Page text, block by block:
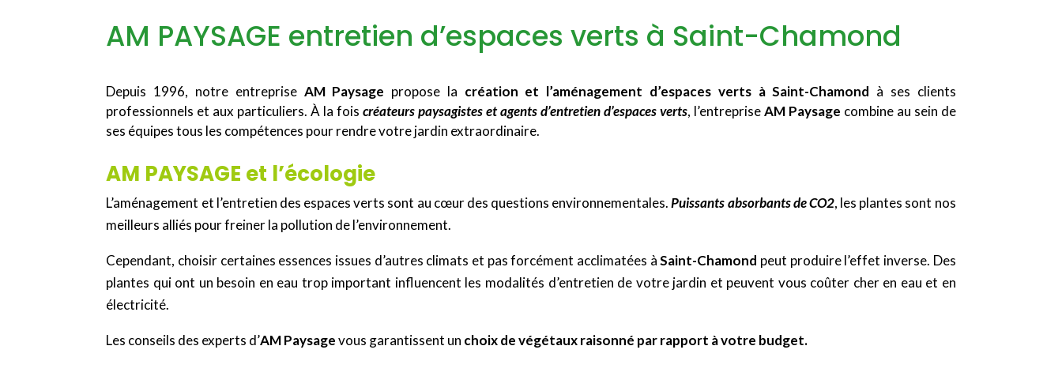
AM PAYSAGE entretien d’espaces verts à Saint-Chamond
Depuis 1996, notre entreprise AM Paysage propose la création et l’aménagement d’espaces verts à Saint-Chamond à ses clients
professionnels et aux particuliers. À la foiscréateurs paysagistes et agents d’entretien d’espaces verts, l’entrepriseAM Paysage combine au sein de
ses équipes tous les compétences pour rendre votre jardin extraordinaire.
AM PAYSAGE et l’écologie
L’aménagement et l’entretien des espaces verts sont au cœur des questions environnementales.Puissants absorbants de CO2, les plantes sont nos
meilleurs alliés pour freiner la pollution de l’environnement.
Cependant, choisir certaines essences issues d’autres climats et pas forcément acclimatées àSaint-Chamond peut produire l’effet inverse. Des
plantes qui ont un besoin en eau trop important influencent les modalités d’entretien de votre jardin et peuvent vous coûter cher en eau et en
électricité.
Les conseils des experts d’AM Paysagevous garantissent un choix de végétaux raisonné par rapport à votre budget.